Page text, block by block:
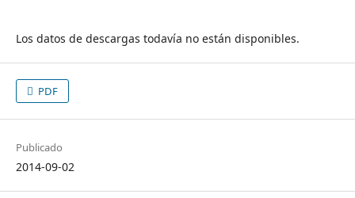
Los datos de descargas todavía no están disponibles.
PDF
Publicado
2014-09-02